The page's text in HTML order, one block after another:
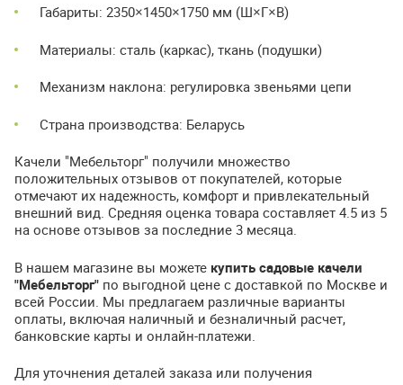
Габариты: 2350×1450×1750 мм (Ш×Г×В)
Материалы: сталь (каркас), ткань (подушки)
Механизм наклона: регулировка звеньями цепи
Страна производства: Беларусь
Качели "Мебельторг" получили множество
положительных отзывов от покупателей, которые
отмечают их надежность, комфорт и привлекательный
внешний вид. Средняя оценка товара составляет 4.5 из 5
на основе отзывов за последние 3 месяца.
В нашем магазине вы можете купить садовые качели
"Мебельторг" по выгодной цене с доставкой по Москве и
всей России. Мы предлагаем различные варианты
оплаты, включая наличный и безналичный расчет,
банковские карты и онлайн-платежи.
Для уточнения деталей заказа или получения